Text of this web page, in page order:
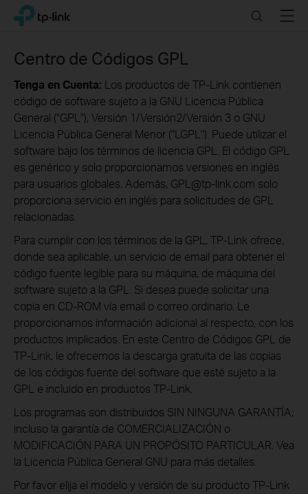
Click
navigation
bar
TP-Link, Reliably Smart SearchMenu
Centro de Códigos GPL
Tenga en Cuenta: Los productos de TP-Link contienen
código de software sujeto a la GNU Licencia Pública
General ("GPL"), Versión 1/Versión2/Versión 3 o GNU
Licencia Pública General Menor ("LGPL"). Puede utilizar el
software bajo los términos de licencia GPL. El código GPL
es genérico y solo proporcionamos versiones en inglés
para usuarios globales. Además, GPL@tp-link.com solo
proporciona servicio en inglés para solicitudes de GPL
relacionadas.
Para cumplir con los términos de la GPL, TP-Link ofrece,
donde sea aplicable, un servicio de email para obtener el
código fuente legible para su máquina, de máquina del
software sujeto a la GPL. Si desea puede solicitar una
copia en CD-ROM vía email o correo ordinario. Le
proporcionamos información adicional al respecto, con los
productos implicados. En este Centro de Códigos GPL de
TP-Link, le ofrecemos la descarga gratuita de las copias
de los códigos fuente del software que esté sujeto a la
GPL e incluido en productos TP-Link.
Los programas son distribuidos SIN NINGUNA GARANTÍA;
incluso la garantía de COMERCIALIZACIÓN o
MODIFICACIÓN PARA UN PROPÓSITO PARTICULAR. Vea
la Licencia Pública General GNU para más detalles.
Por favor elija el modelo y versión de su producto TP-Link